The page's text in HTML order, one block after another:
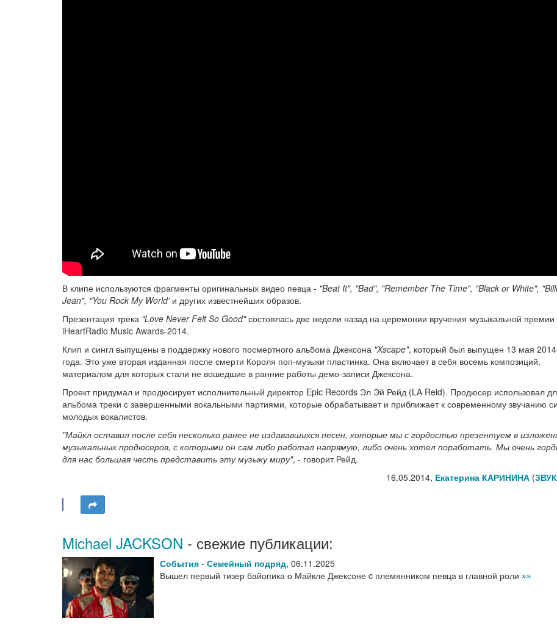
В клипе используются фрагменты оригинальных видео певца - "Beat It", "Bad", "Remember The Time", "Black or White",
Jean", "You Rock My World'и других известнейших образов.
Презентация трека "Love Never Felt So Good"состоялась две недели назад на церемонии вручения музыкальной премии
iHeartRadio Music Awards-2014.
Клип и сингл выпущены в поддержку нового посмертного альбома Джексона "Xscape", который был выпущен 13 мая
года. Это уже вторая изданная после смерти Короля поп-музыки пластинка. Она включает в себя восемь композиций,
материалом для которых стали не вошедшие в ранние работы демо-записи Джексона.
Проект придумал и продюсирует исполнительный директор Epic Records Эл Эй Рейд (LA Reid). Продюсер использовал
альбома треки с завершенными вокальными партиями, которые обрабатывает и приближает к современному звучанию
молодых вокалистов.
"Майкл оставил после себя несколько ранее не издававшихся песен, которые мы с гордостью презентуем в
музыкальных продюсеров, с которыми он сам либо работал напрямую, либо очень хотел поработать. Мы очень
для нас большая честь представить эту музыку миру", - говорит Рейд.
16.05.2014, Екатерина КАРИНИНА(
Michael JACKSON - свежие публикации:
События - Семейный подряд, 06.11.2025
Вышел первый тизер байопика о Майкле Джексоне c племянником певца в главной роли »»